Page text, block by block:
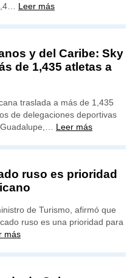
Leer más
y del Caribe: Sky
de 1,435 atletas a
traslada a más de 1,435
de delegaciones deportivas
Leer más
ruso es prioridad
de Turismo, afirmó que
ruso es una prioridad para
más